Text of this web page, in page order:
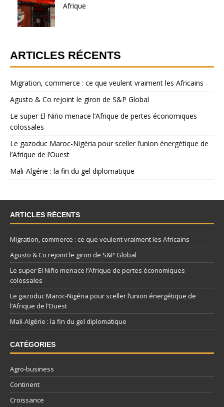
Afrique
ARTICLES RÉCENTS
Migration, commerce : ce que veulent vraiment les Africains
Agusto & Co rejoint le giron de S&P Global
Le super El Niño menace l’Afrique de pertes économiques
colossales
Le gazoduc Maroc-Nigéria pour sceller l’union énergétique de
l’Afrique de l’Ouest
Mali-Algérie : la fin du gel diplomatique
ARTICLES RÉCENTS
Migration, commerce : ce que veulent vraiment les Africains
Agusto & Co rejoint le giron de S&P Global
Le super El Niño menace l’Afrique de pertes économiques
colossales
Le gazoduc Maroc-Nigéria pour sceller l’union énergétique de
l’Afrique de l’Ouest
Mali-Algérie : la fin du gel diplomatique
CATÉGORIES
Agro-business
Continent
Croissance